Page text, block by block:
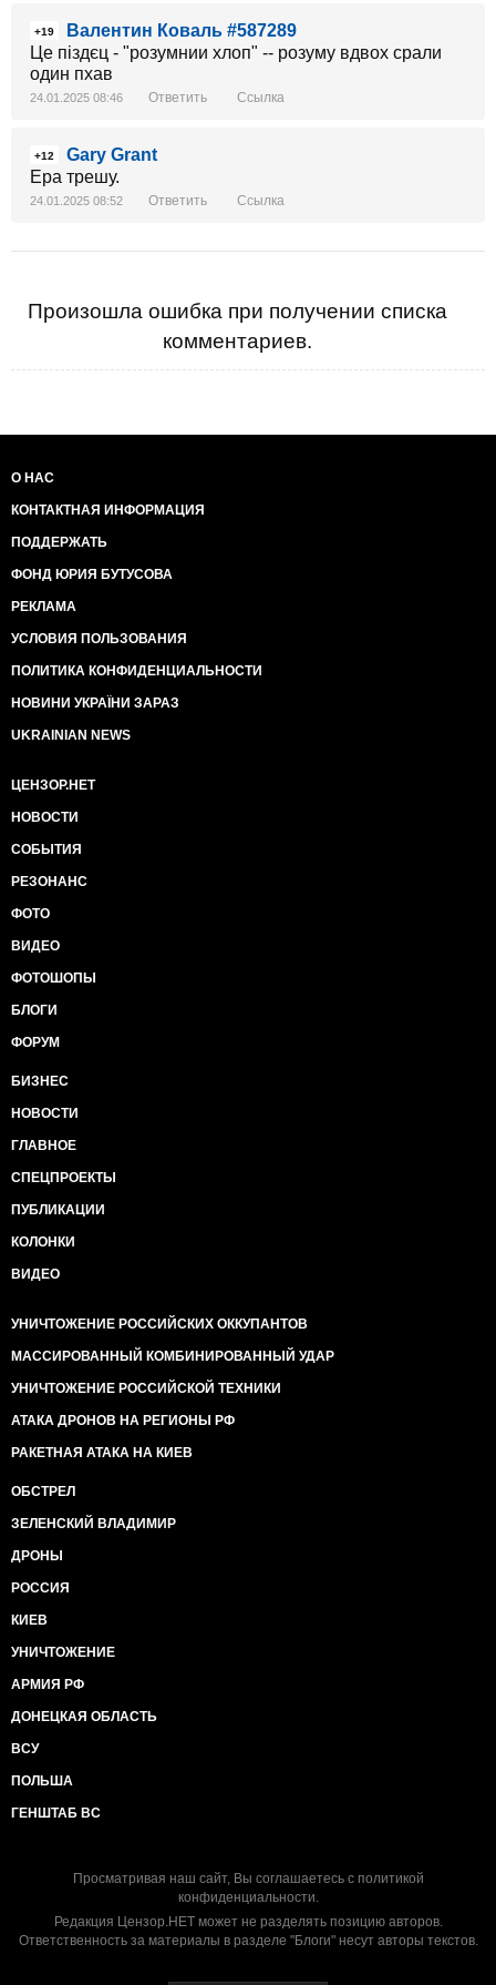
+19
Валентин Коваль #587289
Це піздєц - "розумнии хлоп" -- розуму вдвох срали
один пхав
24.01.2025 08:46 Ответить Ссылка
+12
Gary Grant
Ера трешу.
24.01.2025 08:52 Ответить Ссылка
Произошла ошибка при получении списка
комментариев.
О НАС
КОНТАКТНАЯ ИНФОРМАЦИЯ
ПОДДЕРЖАТЬ
ФОНД ЮРИЯ БУТУСОВА
РЕКЛАМА
УСЛОВИЯ ПОЛЬЗОВАНИЯ
ПОЛИТИКА КОНФИДЕНЦИАЛЬНОСТИ
НОВИНИ УКРАЇНИ ЗАРАЗ
UKRAINIAN NEWS
ЦЕНЗОР.НЕТ
НОВОСТИ
СОБЫТИЯ
РЕЗОНАНС
ФОТО
ВИДЕО
ФОТОШОПЫ
БЛОГИ
ФОРУМ
БИЗНЕС
НОВОСТИ
ГЛАВНОЕ
СПЕЦПРОЕКТЫ
ПУБЛИКАЦИИ
КОЛОНКИ
ВИДЕО
УНИЧТОЖЕНИЕ РОССИЙСКИХ ОККУПАНТОВ
МАССИРОВАННЫЙ КОМБИНИРОВАННЫЙ УДАР
УНИЧТОЖЕНИЕ РОССИЙСКОЙ ТЕХНИКИ
АТАКА ДРОНОВ НА РЕГИОНЫ РФ
РАКЕТНАЯ АТАКА НА КИЕВ
ОБСТРЕЛ
ЗЕЛЕНСКИЙ ВЛАДИМИР
ДРОНЫ
РОССИЯ
КИЕВ
УНИЧТОЖЕНИЕ
АРМИЯ РФ
ДОНЕЦКАЯ ОБЛАСТЬ
ВСУ
ПОЛЬША
ГЕНШТАБ ВС
Просматривая наш сайт, Вы соглашаетесь с политикой
конфиденциальности.
Редакция Цензор.НЕТ может не разделять позицию авторов.
Ответственность за материалы в разделе "Блоги" несут авторы текстов.